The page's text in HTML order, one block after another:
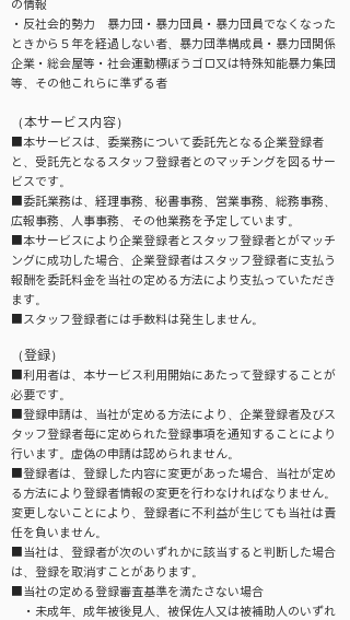
の情報
・反社会的勢力 暴力団・暴力団員・暴力団員でなくなった
ときから５年を経過しない者、暴力団準構成員・暴力団関係
企業・総会屋等・社会運動標ぼうゴロ又は特殊知能暴力集団
等、その他これらに準ずる者
（本サービス内容）
■本サービスは、委業務について委託先となる企業登録者
と、受託先となるスタッフ登録者とのマッチングを図るサー
ビスです。
■委託業務は、経理事務、秘書事務、営業事務、総務事務、
広報事務、人事事務、その他業務を予定しています。
■本サービスにより企業登録者とスタッフ登録者とがマッチ
ングに成功した場合、企業登録者はスタッフ登録者に支払う
報酬を委託料金を当社の定める方法により支払っていただき
ます。
■スタッフ登録者には手数料は発生しません。
（登録）
■利用者は、本サービス利用開始にあたって登録することが
必要です。
■登録申請は、当社が定める方法により、企業登録者及びス
タッフ登録者毎に定められた登録事項を通知することにより
行います。虚偽の申請は認められません。
■登録者は、登録した内容に変更があった場合、当社が定め
る方法により登録者情報の変更を行わなければなりません。
変更しないことにより、登録者に不利益が生じても当社は責
任を負いません。
■当社は、登録者が次のいずれかに該当すると判断した場合
は、登録を取消すことがあります。
■当社の定める登録審査基準を満たさない場合
・未成年、成年被後見人、被保佐人又は被補助人のいずれ